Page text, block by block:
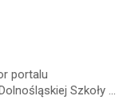
portalu
Szkoły …